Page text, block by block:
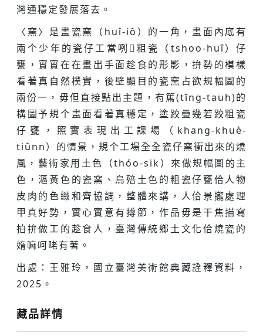
灣通穩定發展落去。
〈窯〉是畫瓷窯（huî-iô）的一角，畫面內底有
兩个少年的瓷仔工當咧𢯾粗瓷（tshoo-huî）仔
甕，實實在在畫出手面趁食的形影，拚勢的模樣
看著真自然樸實，後壁顯目的瓷窯占欲規幅圖的
兩份一，毋但直接點出主題，𠕇篤(tīng-tauh)的
構圖予規个畫面看著真穩定，塗跤疊幾若跤粗瓷
仔甕，照實表現出工課場（khang-khuè-
tiûnn）的情景，規个工場全全瓷仔窯衝出來的燒
風，藝術家用土色（thóo-sik）來做規幅圖的主
色，漚黃色的瓷窯、烏殕土色的粗瓷仔甕佮人物
皮肉的色緻和齊協調，整體來講，人佮景攏處理
甲真好勢，實心實意有撙節，作品毋是干焦描寫
拍拚做工的趁食人，臺灣傳統鄉土文化佮燒瓷的
媠嘛呵咾有著。
出處：王雅玲，國立臺灣美術館典藏詮釋資料，
2025。
藏品詳情